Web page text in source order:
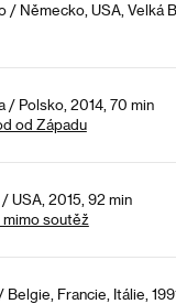
/ Německo, USA, Velká
/ Polsko, 2014, 70 min
od Západu
USA, 2015, 92 min
mimo soutěž
Francie, Itálie,